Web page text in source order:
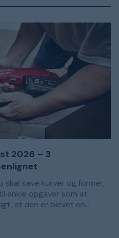
2026 – 3
skal save kurver og former,
enkle opgaver som at
at den er blevet en